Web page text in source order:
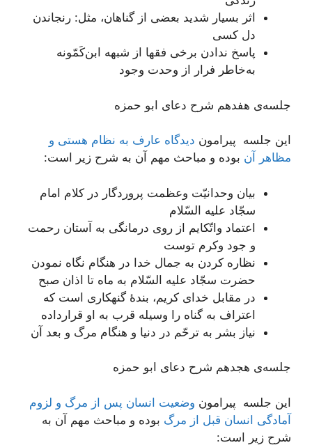
اثر بسیار شدید بعضی از گناهان، مثل: رنجاندن
دل کسی
پاسخ ندادن برخی فقها از شبهه ابن‌کَمّونه
به‌خاطر فرار از وحدت وجود
جلسه‌ی هفدهم شرح دعای ابو حمزه
این جلسه پیرامون دیدگاه عارف به نظام هستی و
مظاهر آن بوده و مباحث مهم آن به شرح زیر است:
بیان وحدانیّت وعظمت پروردگار در کلام امام
سجّاد علیه السّلام
اعتماد واتّکایم از روی درمانگی به آستان رحمت
و جود وکرم توست
نظاره کردن به جمال خدا در هنگام نگاه نمودن
حضرت سجّاد علیه السّلام به ماه تا اذان صبح
در مقابل خدای کریم، بندۀ گنهکاری است که
اعتراف به گناه را وسیله قرب به او قرارداده
نیاز بشر به ترحّم در دنیا و هنگام مرگ و بعد آن
جلسه‌ی هجدهم شرح دعای ابو حمزه
این جلسه پیرامون وضعیت انسان پس از مرگ و لزوم
آمادگی انسان قبل از مرگ بوده و مباحث مهم آن به
شرح زیر است: